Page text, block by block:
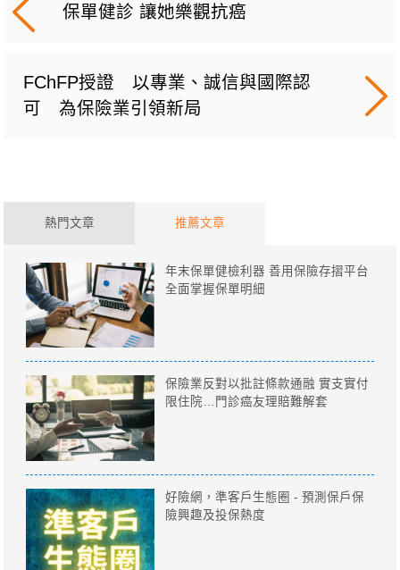
保單健診 讓她樂觀抗癌
FChFP授證 以專業、誠信與國際認
可 為保險業引領新局
熱門文章 推薦文章
年末保單健檢利器 善用保險存摺平台
全面掌握保單明細
保險業反對以批註條款通融 實支實付
限住院…門診癌友理賠難解套
好險網，準客戶生態圈 - 預測保戶保
險興趣及投保熱度